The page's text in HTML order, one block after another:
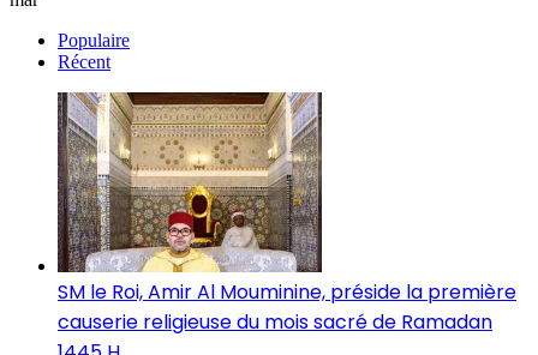
Populaire
Récent
SM le Roi, Amir Al Mouminine, préside la première
causerie religieuse du mois sacré de Ramadan